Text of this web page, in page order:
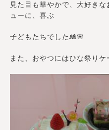
見た目も華やかで、大好き
ューに、喜ぶ
子どもたちでした🎎🌸
また、おやつにはひな祭りケ